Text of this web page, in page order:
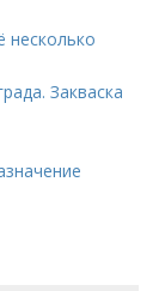
Закваска